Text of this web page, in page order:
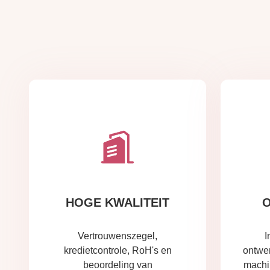
HOGE KWALITEIT
Vertrouwenszegel,
kredietcontrole, RoH's en
beoordeling van